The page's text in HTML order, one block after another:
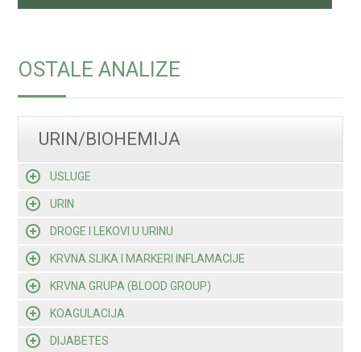
OSTALE ANALIZE
URIN/BIOHEMIJA
USLUGE
URIN
DROGE I LEKOVI U URINU
KRVNA SLIKA I MARKERI INFLAMACIJE
KRVNA GRUPA (BLOOD GROUP)
KOAGULACIJA
DIJABETES